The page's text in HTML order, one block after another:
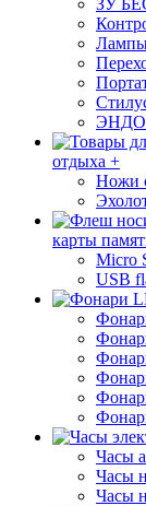
ЗУ
отдыха +
Ножи
карты
Micro
USB
Часы
Часы
Часы